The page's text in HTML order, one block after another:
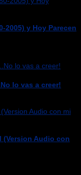
2005) y Hoy Parecen
lo vas a creer!
(Version Audio con